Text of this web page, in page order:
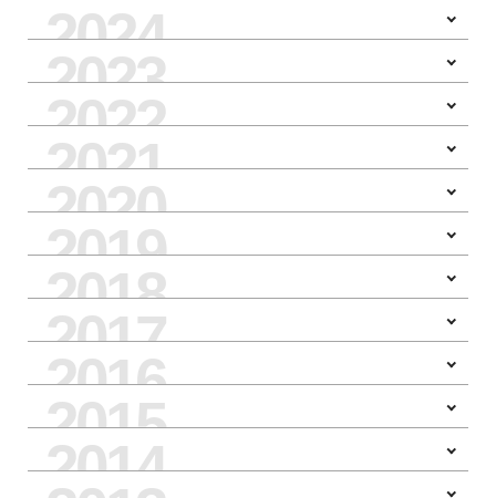
2024
2023
2022
2021
2020
2019
2018
2017
2016
2015
2014